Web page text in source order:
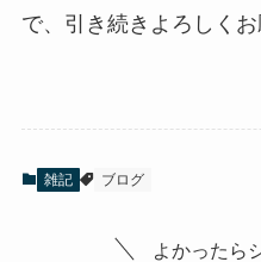
で、引き続きよろしくお
雑記 ブログ
よかったら